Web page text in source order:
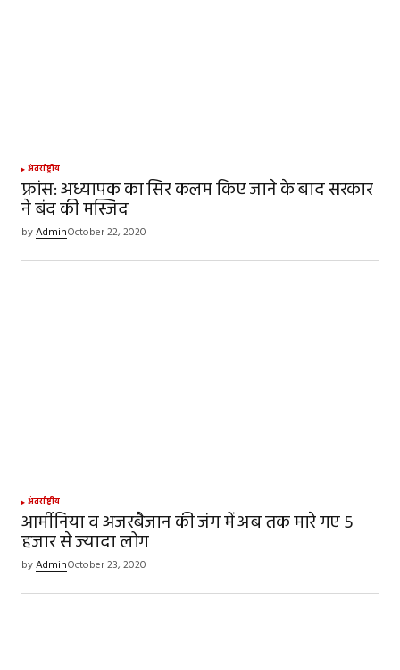
Your E-mail*
browser for the next time I comment.
अंतर्राष्ट्रीय
फ्रांस: अध्यापक का सिर कलम किए जाने के बाद सरकार
ने बंद की मस्जिद
byAdminOctober 22, 2020
अंतर्राष्ट्रीय
आर्मीनिया व अजरबैजान की जंग में अब तक मारे गए 5
हजार से ज्यादा लोग
byAdminOctober 23, 2020